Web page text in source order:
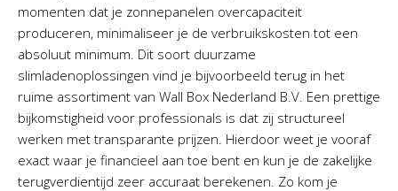
momenten dat je zonnepanelen overcapaciteit
produceren, minimaliseer je de verbruikskosten tot een
absoluut minimum. Dit soort duurzame
slimladenoplossingen vind je bijvoorbeeld terug in het
ruime assortiment van Wall Box Nederland B.V. Een prettige
bijkomstigheid voor professionals is dat zij structureel
werken met transparante prijzen. Hierdoor weet je vooraf
exact waar je financieel aan toe bent en kun je de zakelijke
terugverdientijd zeer accuraat berekenen. Zo kom je